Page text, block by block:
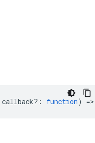
callback? : function)